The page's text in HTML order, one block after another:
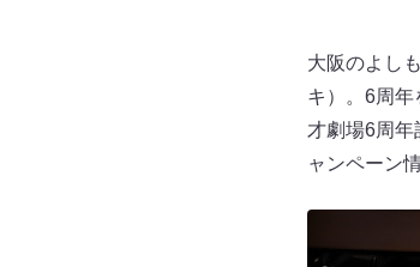
大阪のよし
キ）。6周
才劇場6周
ャンペーン